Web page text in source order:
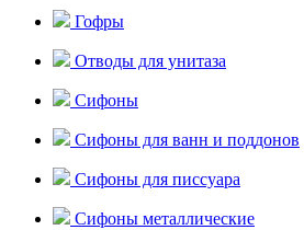
Гофры
Отводы для унитаза
Сифоны
Сифоны для ванн и поддонов
Сифоны для писсуара
Сифоны металлические